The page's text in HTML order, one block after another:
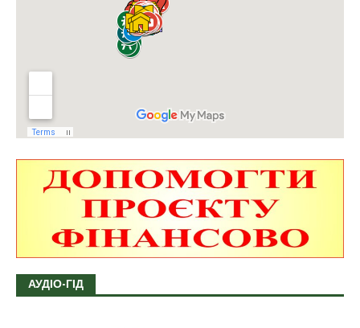
АУДІО-ГІД